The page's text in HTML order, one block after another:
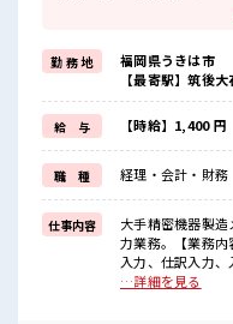
週末は家族や友人と一緒に
≪機能的な制服アリ≫
制服があるので、
毎日の服装の悩み解消♪
≪初めての仕事だけど自分
新しいことにチャレンジす
しっかり働く環境が整ってい
イチからスキルUP・ステッ
≪自分に向いている仕事が
困った事などがあれば、
担当がしっかりサポートし
■職場の雰囲気
勤 務 地
福岡県うきは市
【最寄駅】筑後
給 与 【時給】1,400 円
職 種 経理・会計・財務
仕事内容
大手精密機器製
力業務。【業務
入力、仕訳入力
値入力、データ修正(CAD
…詳細を見る